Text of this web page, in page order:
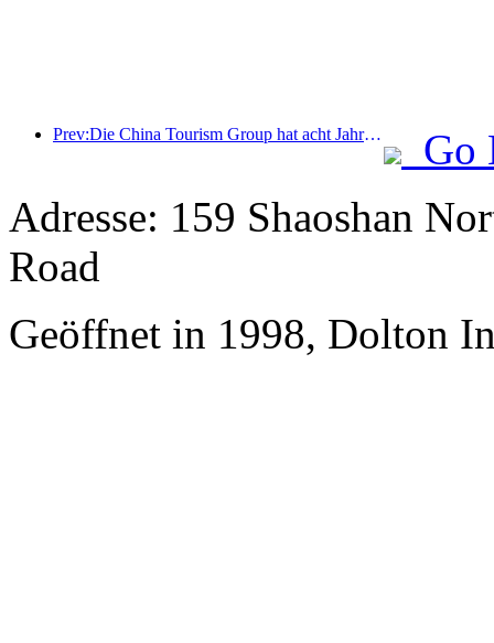
Prev:Die China Tourism Group hat acht Jahre in Folge an der China International Import Expo teilgenommen und dabei Verträge im Wert von über einer Milliarde US-Dollar abgeschlossen.
Go
Adresse: 159 Shaoshan
Road
Geöffnet in 1998, Dolton